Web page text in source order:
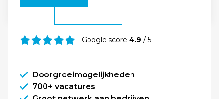
Google score 4.9 / 5
Doorgroeimogelijkheden
700+ vacatures